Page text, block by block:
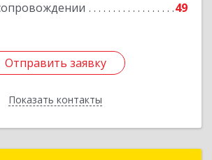
49
Отправить заявку
Показать контакты
Подробнее
Отправить заявку
Назад